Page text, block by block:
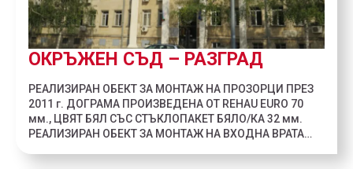
ОКРЪЖЕН СЪД – РАЗГРАД
РЕАЛИЗИРАН ОБЕКТ ЗА МОНТАЖ НА ПРОЗОРЦИ ПРЕЗ
2011 г. ДОГРАМА ПРОИЗВЕДЕНА ОТ REHAU EURO 70
мм., ЦВЯТ БЯЛ СЪС СТЪКЛОПАКЕТ БЯЛО/КА 32 мм.
РЕАЛИЗИРАН ОБЕКТ ЗА МОНТАЖ НА ВХОДНА ВРАТА…